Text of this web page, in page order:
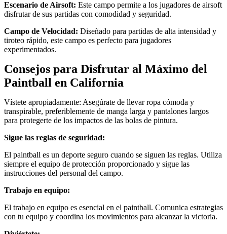
Escenario de Airsoft: Este campo permite a los jugadores de airsoft
disfrutar de sus partidas con comodidad y seguridad.
Campo de Velocidad: Diseñado para partidas de alta intensidad y
tiroteo rápido, este campo es perfecto para jugadores
experimentados.
Consejos para Disfrutar al Máximo del
Paintball en California
Vístete apropiadamente: Asegúrate de llevar ropa cómoda y
transpirable, preferiblemente de manga larga y pantalones largos
para protegerte de los impactos de las bolas de pintura.
Sigue las reglas de seguridad:
El paintball es un deporte seguro cuando se siguen las reglas. Utiliza
siempre el equipo de protección proporcionado y sigue las
instrucciones del personal del campo.
Trabajo en equipo:
El trabajo en equipo es esencial en el paintball. Comunica estrategias
con tu equipo y coordina los movimientos para alcanzar la victoria.